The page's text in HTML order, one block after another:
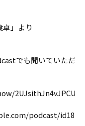
卓」より
でも聞いていただ
2UJsithJn4vJPCU
podcast/id18